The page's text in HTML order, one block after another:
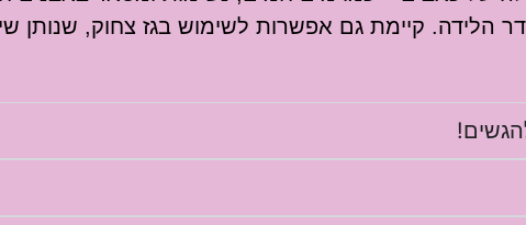
קיימת גם אפשרות לשימוש בגז צחוק, שנותן